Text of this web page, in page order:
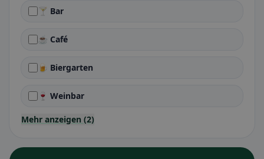
🍸 Bar
☕ Café
🍺 Biergarten
🍷 Weinbar
Mehr anzeigen (2)